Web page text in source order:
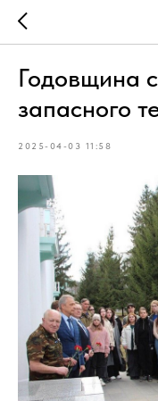
Годовщина
запасного
2025-04-03 11:58